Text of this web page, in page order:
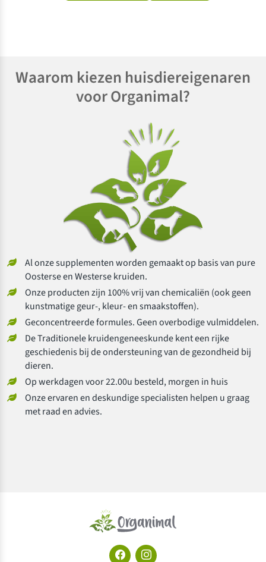
Waarom kiezen huisdiereigenaren
voor Organimal?
Al onze supplementen worden gemaakt op basis van pure
Oosterse en Westerse kruiden.
Onze producten zijn 100% vrij van chemicaliën (ook geen
kunstmatige geur-, kleur- en smaakstoffen).
Geconcentreerde formules. Geen overbodige vulmiddelen.
De Traditionele kruidengeneeskunde kent een rijke
geschiedenis bij de ondersteuning van de gezondheid bij
dieren.
Op werkdagen voor 22.00u besteld, morgen in huis
Onze ervaren en deskundige specialisten helpen u graag
met raad en advies.